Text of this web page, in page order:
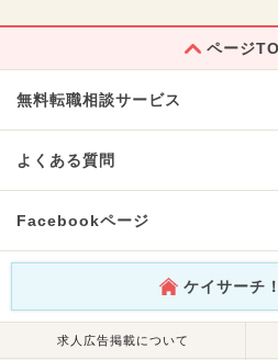
ページ
無料転職相談サービス
よくある質問
Facebookページ
ケイサーチ
求人広告掲載について